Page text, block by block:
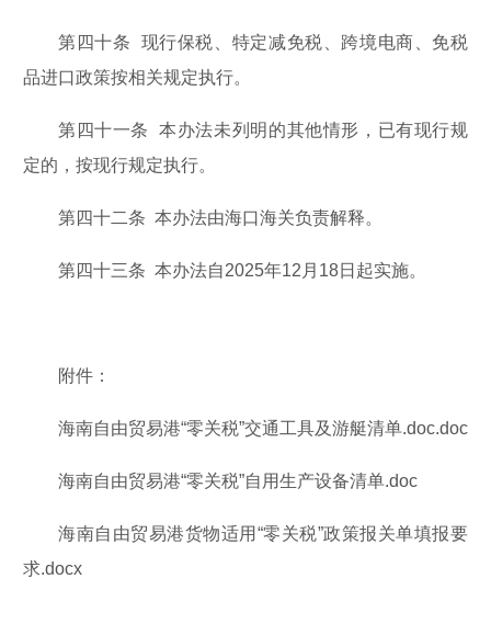
第四十条 现行保税、特定减免税、跨境电商、免税
品进口政策按相关规定执行。
第四十一条 本办法未列明的其他情形，已有现行规
定的，按现行规定执行。
第四十二条 本办法由海口海关负责解释。
第四十三条 本办法自2025年12月18日起实施。
附件：
海南自由贸易港“零关税”交通工具及游艇清单.doc.doc
海南自由贸易港“零关税”自用生产设备清单.doc
海南自由贸易港货物适用“零关税”政策报关单填报要
求.docx